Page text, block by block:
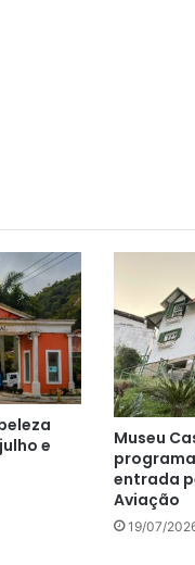
e
Museu
entrada
Aviação
19/07/